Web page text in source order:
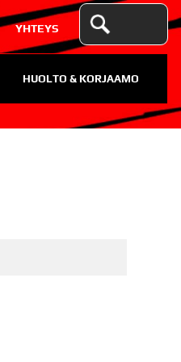
YHTEYS
HUOLTO & KORJAAMO